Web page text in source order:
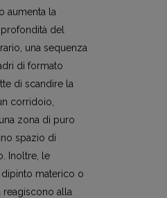
aumenta la
del
una sequenza
di formato
di scandire la
corridoio,
zona di puro
spazio di
Inoltre, le
materico o
reagiscono alla